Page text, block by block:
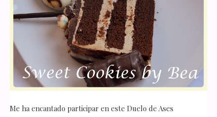
Me ha encantado participar en este Duelo de Ases